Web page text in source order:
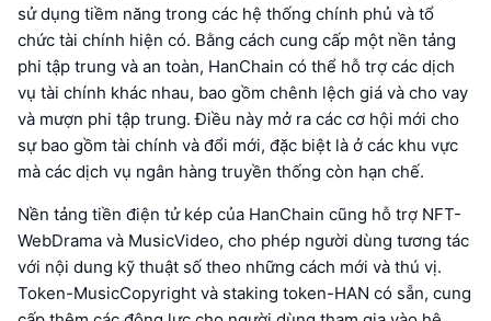
sử dụng tiềm năng trong các hệ thống chính phủ và tổ
chức tài chính hiện có. Bằng cách cung cấp một nền tảng
phi tập trung và an toàn, HanChain có thể hỗ trợ các dịch
vụ tài chính khác nhau, bao gồm chênh lệch giá và cho vay
và mượn phi tập trung. Điều này mở ra các cơ hội mới cho
sự bao gồm tài chính và đổi mới, đặc biệt là ở các khu vực
mà các dịch vụ ngân hàng truyền thống còn hạn chế.
Nền tảng tiền điện tử kép của HanChain cũng hỗ trợ NFT-
WebDrama và MusicVideo, cho phép người dùng tương tác
với nội dung kỹ thuật số theo những cách mới và thú vị.
Token-MusicCopyright và staking token-HAN có sẵn, cung